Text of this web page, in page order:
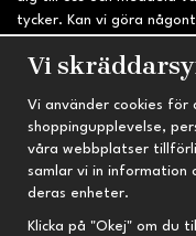
tycker. Kan vi göra
sidan?
INFORMATION
Om oss
Nyheter
Nyhetsbrev
Fri
Vi
Vi använder cookies
shoppingupplevelse,
våra webbplatser
samlar vi in information
deras enheter.
Klicka på "Okej" om du